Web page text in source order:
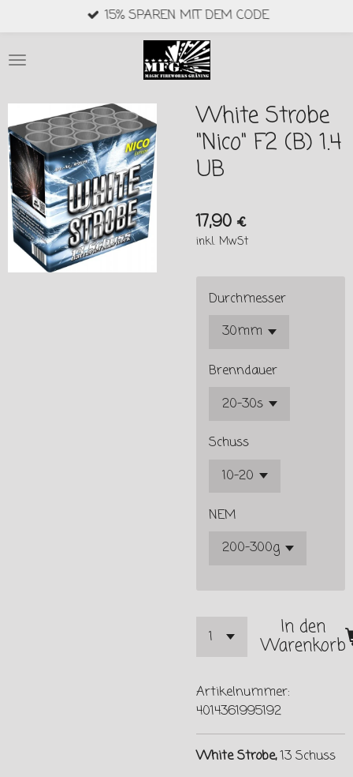
springen
15% SPAREN MIT DEM CODE
White Strobe
"Nico" F2 (B) 1.4
UB
17,90 €
inkl. MwSt
Durchmesser
Brenndauer
Schuss
NEM
In den
Warenkorb
Artikelnummer:
4014361995192
White Strobe,13 Schuss